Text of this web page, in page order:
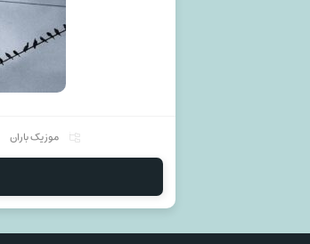
موزیک باران